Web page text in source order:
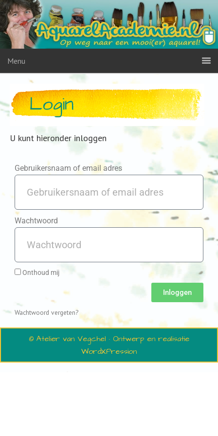
Menu
Login
U kunt hieronder inloggen
Gebruikersnaam of email adres
Wachtwoord
Onthoud mij
Inloggen
Wachtwoord vergeten?
© Atelier van Vegchel · Ontwerp en realisatie
WordXPression